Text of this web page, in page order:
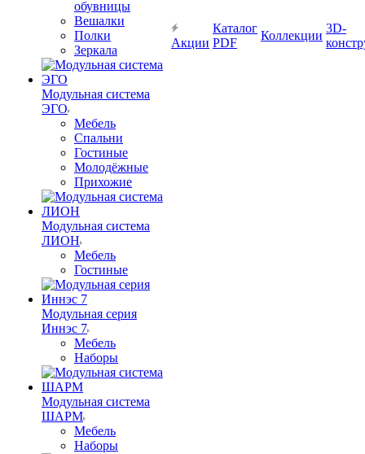
обувницы
Вешалки
Полки
Зеркала
Модульная система
ЭГО
Мебель
Спальни
Гостиные
Молодёжные
Прихожие
Модульная система
ЛИОН
Мебель
Гостиные
Модульная серия
Иннэс 7
Мебель
Наборы
Модульная система
ШАРМ
Мебель
Наборы
Акции
Каталог
PDF
Коллекции
3D-